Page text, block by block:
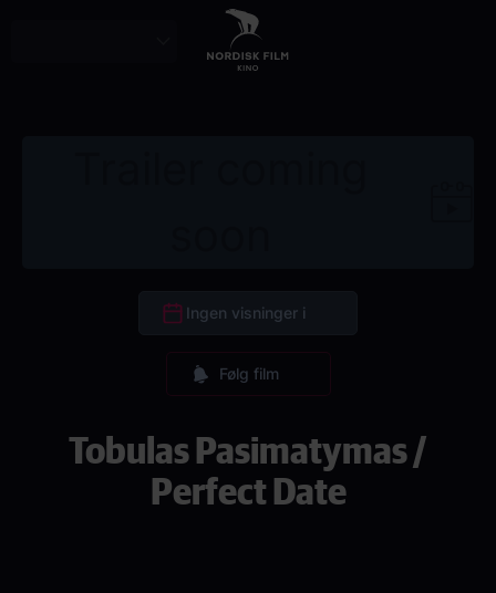
Ingen visninger i
Følg film
Tobulas Pasimatymas /
Perfect Date